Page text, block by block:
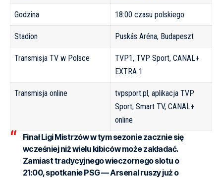
Godzina 18:00 czasu polskiego
Stadion Puskás Aréna, Budapeszt
Transmisja TV w Polsce
TVP1, TVP Sport, CANAL+
EXTRA 1
Transmisja online
tvpsport.pl, aplikacja TVP
Sport, Smart TV, CANAL+
online
Finał Ligi Mistrzów w tym sezonie zacznie się
wcześniej niż wielu kibiców może zakładać.
Zamiast tradycyjnego wieczornego slotu o
21:00, spotkanie PSG — Arsenal ruszy już o